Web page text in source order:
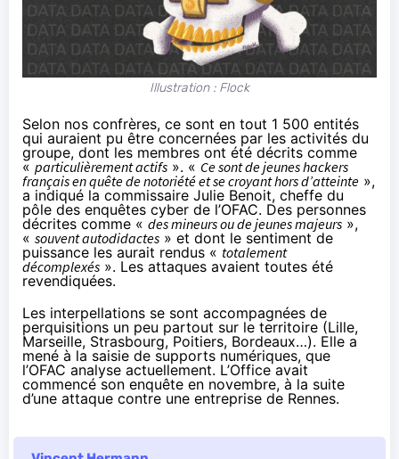
Illustration : Flock
Selon nos confrères, ce sont en tout 1 500 entités
qui auraient pu être concernées par les activités du
groupe, dont les membres ont été décrits comme
« particulièrement actifs ». « Ce sont de jeunes hackers
français en quête de notoriété et se croyant hors d’atteinte »,
a indiqué la commissaire Julie Benoit, cheffe du
pôle des enquêtes cyber de l’OFAC. Des personnes
décrites comme « des mineurs ou de jeunes majeurs »,
« souvent autodidactes » et dont le sentiment de
puissance les aurait rendus « totalement
décomplexés ». Les attaques avaient toutes été
revendiquées.
Les interpellations se sont accompagnées de
perquisitions un peu partout sur le territoire (Lille,
Marseille, Strasbourg, Poitiers, Bordeaux…). Elle a
mené à la saisie de supports numériques, que
l’OFAC analyse actuellement. L’Office avait
commencé son enquête en novembre, à la suite
d’une attaque contre une entreprise de Rennes.